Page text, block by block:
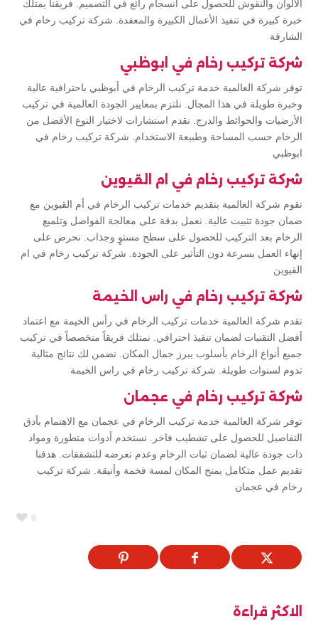
الألوان والنقوش للحصول على انسجام رائع في التصميم. فريقنا يمتلك
خبرة كبيرة في تنفيذ الأعمال الكبيرة والمعقدة. شركة تركيب رخام في
الشارقة
شركة تركيب رخام في ابوظبي
توفر شركة العالمية خدمة تركيب الرخام في أبوظبي باحترافية عالية
وخبرة طويلة في هذا المجال. نلتزم بمعايير الجودة العالمية في تركيب
الأرضيات والحوائط والدرج. نقدم استشارات لاختيار النوع الأفضل من
الرخام حسب المساحة وطبيعة الاستخدام. شركة تركيب رخام في
ابوظبي
شركة تركيب رخام في ام القيوين
تقوم شركة العالمية بتقديم خدمات تركيب الرخام في أم القيوين مع
ضمان جودة تثبيت عالية. نعمل بدقة على معالجة الفواصل وتلميع
الرخام بعد التركيب للحصول على سطح مستوٍ وجذاب. نحرص على
إنهاء العمل بسرعة دون التأثير على الجودة. شركة تركيب رخام في ام
القيوين
شركة تركيب رخام في راس الخيمة
تقدم شركة العالمية خدمات تركيب الرخام في رأس الخيمة مع اعتماد
أفضل التقنيات لضمان تنفيذ احترافي. نمتلك فريقاً متخصصاً في تركيب
جميع أنواع الرخام بأسلوب يبرز جمال المكان. نضمن لك نتائج مثالية
تدوم لسنوات طويلة. شركة تركيب رخام في راس الخيمة
شركة تركيب رخام في عجمان
توفر شركة العالمية خدمة تركيب الرخام في عجمان مع الاهتمام بأدق
التفاصيل للحصول على تشطيب فاخر. نستخدم أدوات متطورة ومواد
ذات جودة عالية لضمان ثبات الرخام وعدم تعرضه للتشققات. هدفنا
تقديم عمل متكامل يمنح المكان لمسة فخمة وأنيقة. شركة تركيب
رخام في عجمان
0
الاكثر قراءة